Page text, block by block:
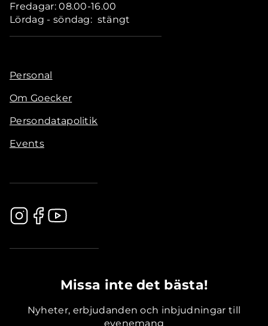
Fredagar: 08.00-16.00
Lördag - söndag: stängt
Personal
Om Goecker
Persondatapolitik
Events
Missa inte det bästa!
Nyheter, erbjudanden och inbjudningar till
evenemang